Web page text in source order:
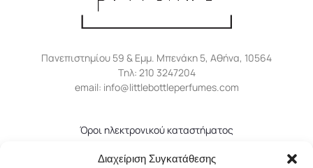
Διαχείριση Συγκατάθεσης
Πανεπιστημίου 59 & Εμμ. Μπενάκη 5, Αθήνα, 10564
Tηλ: 210 3247204
email: info@littlebottleperfumes.com
Όροι ηλεκτρονικού καταστήματος
Πολιτική επιστροφών